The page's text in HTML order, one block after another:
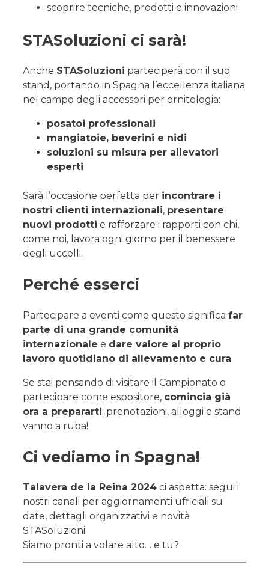
scoprire tecniche, prodotti e innovazioni
STASoluzioni ci sarà!
Anche STASoluzioni parteciperà con il suo
stand, portando in Spagna l’eccellenza italiana
nel campo degli accessori per ornitologia:
posatoi professionali
mangiatoie, beverini e nidi
soluzioni su misura per allevatori
esperti
Sarà l’occasione perfetta per incontrare i
nostri clienti internazionali, presentare
nuovi prodotti e rafforzare i rapporti con chi,
come noi, lavora ogni giorno per il benessere
degli uccelli.
Perché esserci
Partecipare a eventi come questo significa far
parte di una grande comunità
internazionale e dare valore al proprio
lavoro quotidiano di allevamento e cura.
Se stai pensando di visitare il Campionato o
partecipare come espositore, comincia già
ora a prepararti: prenotazioni, alloggi e stand
vanno a ruba!
Ci vediamo in Spagna!
Talavera de la Reina 2024 ci aspetta: segui i
nostri canali per aggiornamenti ufficiali su
date, dettagli organizzativi e novità
STASoluzioni.
Siamo pronti a volare alto… e tu?